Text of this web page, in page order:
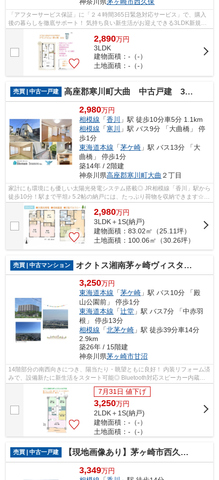
「アフターサービス保証」に「２４時間365日緊急対応サービス」で、購入
後の暮らしを徹底サポート！ 気持ち良い新生活がお迎えできる3LDK新規リ
ノベマンション（R8.9月下旬） 即お引渡...
2,890万円
3LDK
建物面積：-（-）
土地面積：-（-）
売買 | 中古一戸建 高座郡寒川町大曲 中古戸建 30.26坪
2,980万円
相模線 「香川
」駅 徒歩10分車5分 1.1km
相模線 「寒川
」駅 バス9分 「大曲橋」 停
歩1分
東海道本線 「茅ケ崎 」駅 バス13分 「大
曲橋」 停歩1分
築14年 / 2階建
神奈川県高座郡寒川町大曲 ２丁目
家計にも環境にも優しい太陽光発電システム搭載◎ JR相模線「香川」駅から
徒歩10分！駅まで平坦♪ 5.2帖の納戸には、たっぷり荷物を収納できます☆
現況：空家につき、内覧はいつでも可能...
2,980万円
3LDK＋1S(納戸)
建物面積：83.02㎡（25.11坪）
土地面積：100.06㎡（30.26坪）
売買 | 中古マンション オクトス湘南茅ヶ崎ヴィスタヒル
3,250万円
東海道本線 「茅ケ崎 」駅 バス10分 「殿
山公園前」 停歩1分
東海道本線 「辻堂 」駅 バス7分 「中赤羽
根」 停歩13分
相模線 「北茅ケ崎 」駅 徒歩39分車14分
2.9km
築26年 / 15階建
神奈川県茅ヶ崎市甘沼
14階部分の南西向きにつき、陽当たり・眺望ともに良好！ 内装リフォーム済
みで、設備新たに新生活をスタート可能◎ Bluetooth対応スピーカー内蔵ダ
ウンライトで、快適なリラックス空間...
7月31日 値下げ
3,250万円
2LDK＋1S(納戸)
建物面積：-（-）
土地面積：-（-）
売買 | 中古一戸建 【現地画像あり】茅ヶ崎市西久保 中古戸建 24.84坪
3,349万円